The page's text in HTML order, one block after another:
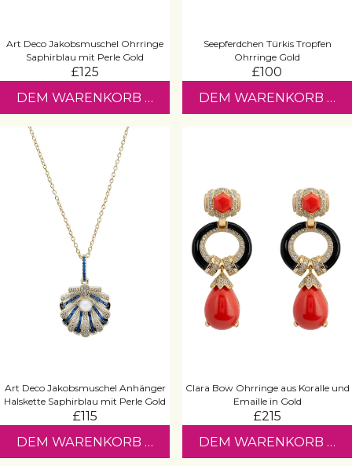
Art Deco Jakobsmuschel Ohrringe
Saphirblau mit Perle Gold
£125
DEM WARENKORB HINZUFÜGEN
Seepferdchen Türkis Tropfen
Ohrringe Gold
£100
DEM WARENKORB
Art Deco Jakobsmuschel Anhänger
Halskette Saphirblau mit Perle Gold
£115
DEM WARENKORB HINZUFÜGEN
Clara Bow Ohrringe aus Koralle und
Emaille in Gold
£215
DEM WARENKORB